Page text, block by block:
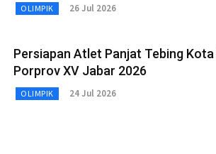
OLIMPIK 26 Jul 2026
Persiapan Atlet Panjat Tebing
Porprov XV Jabar 2026
OLIMPIK 24 Jul 2026